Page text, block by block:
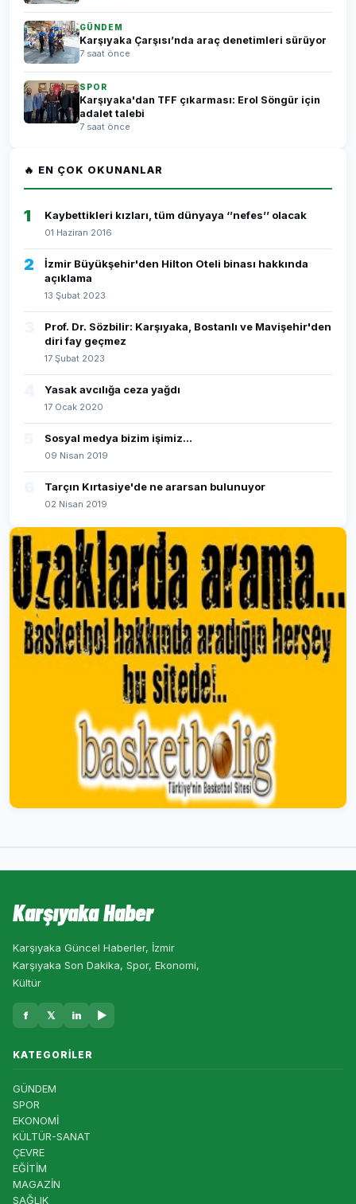
GÜNDEM
Karşıyaka Çarşısı’nda araç denetimleri sürüyor
7 saat önce
SPOR
Karşıyaka'dan TFF çıkarması: Erol Söngür için
adalet talebi
7 saat önce
🔥 EN ÇOK OKUNANLAR
1 Kaybettikleri kızları, tüm dünyaya ‘’nefes’’ olacak
01 Haziran 2016
2
İzmir Büyükşehir'den Hilton Oteli binası hakkında
açıklama
13 Şubat 2023
Prof. Dr. Sözbilir: Karşıyaka, Bostanlı ve Mavişehir'den
diri fay geçmez
17 Şubat 2023
Yasak avcılığa ceza yağdı
17 Ocak 2020
Sosyal medya bizim işimiz...
09 Nisan 2019
Tarçın Kırtasiye'de ne ararsan bulunuyor
02 Nisan 2019
Karşıyaka Haber
Karşıyaka Güncel Haberler, İzmir
Karşıyaka Son Dakika, Spor, Ekonomi,
Kültür
f 𝕏 in ▶
KATEGORILER
GÜNDEM
SPOR
EKONOMİ
KÜLTÜR-SANAT
ÇEVRE
EĞİTİM
MAGAZİN
SAĞLIK